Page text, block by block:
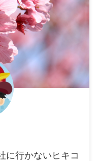
に行かないヒキコ